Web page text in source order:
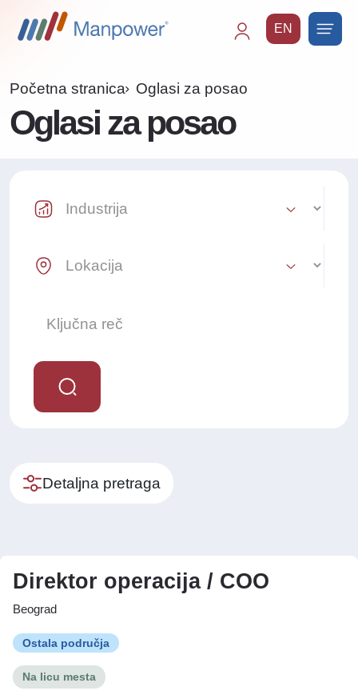
EN
Početna stranica Oglasi za posao
Oglasi za posao
Industry Select
Location Select
Detaljna pretraga
Direktor operacija / COO
Beograd
Ostala područja
Na licu mesta